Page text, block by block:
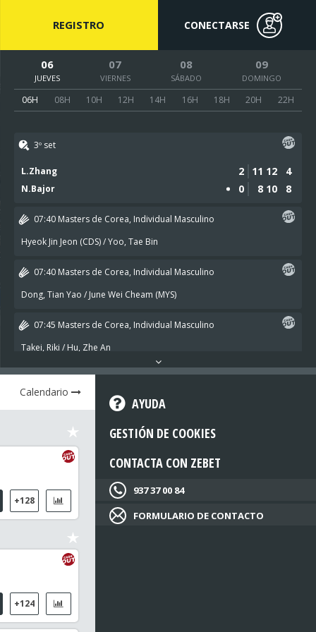
REGISTRO CONECTARSE
06
JUEVES
07
VIERNES
08
SÁBADO
09
DOMINGO
06H 08H 10H 12H 14H 16H 18H 20H 22H
3º set
L.Zhang 11 12 4
2
N.Bajor 8 10 9
0
07:40 Masters de Corea, Individual Masculino
Hyeok Jin Jeon (CDS) / Yoo, Tae Bin
07:40 Masters de Corea, Individual Masculino
Dong, Tian Yao / June Wei Cheam (MYS)
07:45 Masters de Corea, Individual Masculino
Takei, Riki / Hu, Zhe An
07:55Masters de Corea, Individual Masculino
EWE, Eogene / SU LI Yang (TPE)
Calendario
+128
+124
AYUDA
GESTIÓN DE COOKIES
CONTACTA CON ZEBET
937 37 00 84
FORMULARIO DE CONTACTO